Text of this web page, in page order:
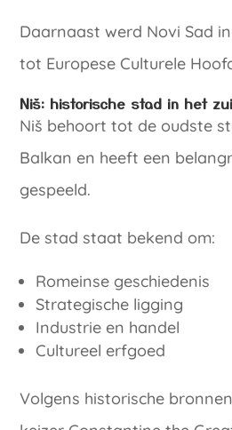
Daarnaast werd Novi Sad
tot Europese Culturele
Niš: historische stad in het
Niš behoort tot de oudste
Balkan en heeft een
gespeeld.
De stad staat bekend om:
Romeinse geschiedenis
Strategische ligging
Industrie en handel
Cultureel erfgoed
Volgens historische